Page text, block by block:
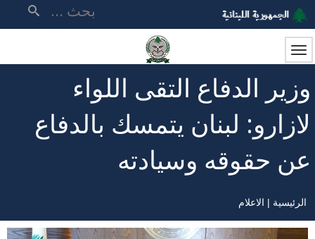
تجاوز
إلى
المحتوى
الرئيسي
وزير الدفاع التقى اللواء
لازارو: لبنان يتمسك بالدفاع
عن حقوقه وسيادته
مسار
الرئيسية الاعلام